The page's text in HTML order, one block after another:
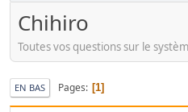
Chihiro
Toutes vos questions sur le
EN BAS Pages 1